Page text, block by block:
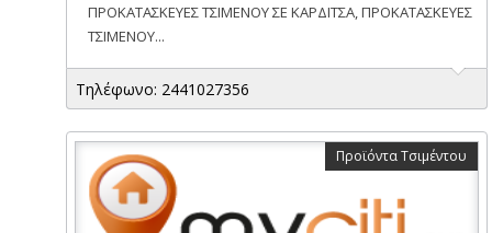
ΠΡΟΚΑΤΑΣΚΕΥΕΣ ΤΣΙΜΕΝΟΥ ΣΕ ΚΑΡΔΙΤΣΑ, ΠΡΟΚΑΤΑΣΚΕΥΕΣ
ΤΣΙΜΕΝΟΥ...
Τηλέφωνο: 2441027356
Προϊόντα Τσιμέντου